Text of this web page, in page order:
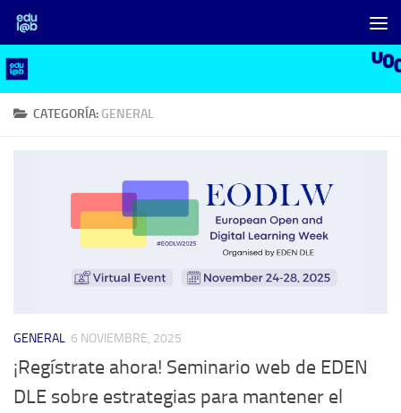
Saltar al contenido
CATEGORÍA: GENERAL
GENERAL 6 NOVIEMBRE, 2025
¡Regístrate ahora! Seminario web de EDEN
DLE sobre estrategias para mantener el